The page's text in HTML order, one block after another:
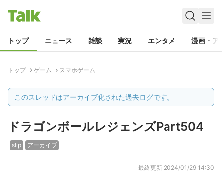
トップ ニュース 雑談 実況 エンタメ 漫画・ア
トップ ゲーム スマホゲーム
このスレッドはアーカイブ化された過去ログです。
ドラゴンボールレジェンズPart504
slip アーカイブ
最終更新 2024/01/29 14:30